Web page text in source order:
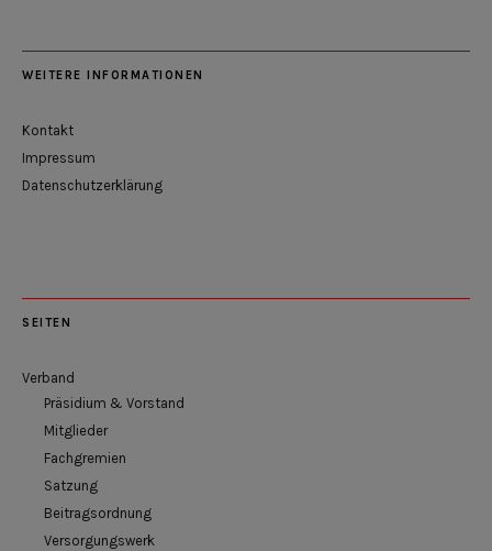
WEITERE INFORMATIONEN
Kontakt
Impressum
Datenschutzerklärung
SEITEN
Verband
Präsidium & Vorstand
Mitglieder
Fachgremien
Satzung
Beitragsordnung
Versorgungswerk